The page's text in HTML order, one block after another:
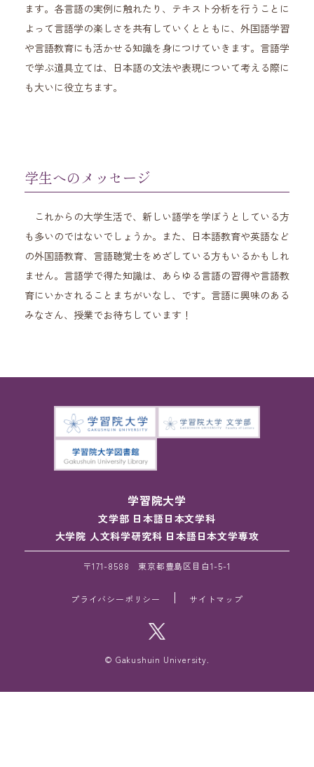
ます。各言語の実例に触れたり、テキスト分析を行うことに
よって言語学の楽しさを共有していくとともに、外国語学習
や言語教育にも活かせる知識を身につけていきます。言語学
で学ぶ道具立ては、日本語の文法や表現について考える際に
も大いに役立ちます。
学生へのメッセージ
これからの大学生活で、新しい語学を学ぼうとしている方
も多いのではないでしょうか。また、日本語教育や英語など
の外国語教育、言語聴覚士をめざしている方もいるかもしれ
ません。言語学で得た知識は、あらゆる言語の習得や言語教
育にいかされることまちがいなし、です。言語に興味のある
みなさん、授業でお待ちしています！
学習院大学
文学部 日本語日本文学科
大学院 人文科学研究科 日本語日本文学専攻
〒171-8588 東京都豊島区目白1-5-1
プライバシーポリシー サイトマップ
© Gakushuin University.